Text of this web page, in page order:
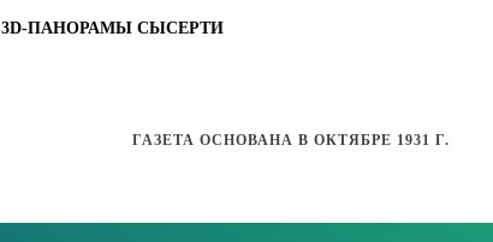
3D-ПАНОРАМЫ СЫСЕРТИ
ГАЗЕТА ОСНОВАНА В ОКТЯБРЕ 1931 Г.